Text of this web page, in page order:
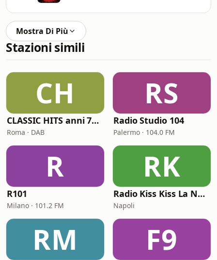
Mostra Di Più
Stazioni simili
CH
CLASSIC HITS anni 70 80 90
Roma · DAB
RS
Radio Studio 104
Palermo · 104.0 FM
R
R101
Milano · 101.2 FM
RK
Radio Kiss Kiss La Notte Vola
Napoli
RM F9